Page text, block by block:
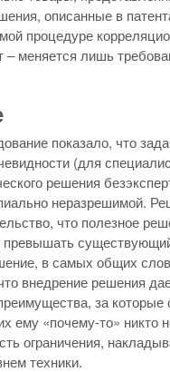
описанные в
процедуре
– меняется лишь
показало, что
(для
решения
неразрешимой.
что полезное
превышать
в самых общих
внедрение решения
за которые
ему «почему-то» никто
ограничения,
техники.